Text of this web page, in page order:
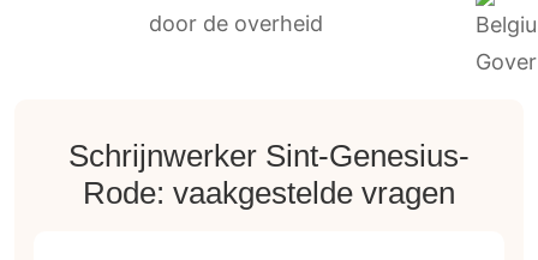
door de overheid
Schrijnwerker Sint-Genesius-
Rode: vaakgestelde vragen